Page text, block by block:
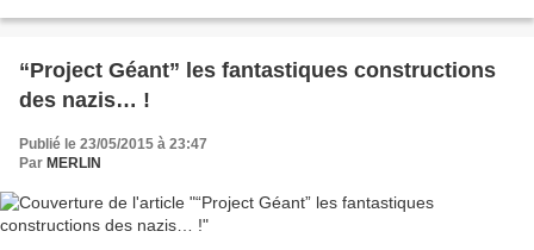
“Project Géant” les fantastiques constructions
des nazis… !
Publié le 23/05/2015 à 23:47
Par MERLIN